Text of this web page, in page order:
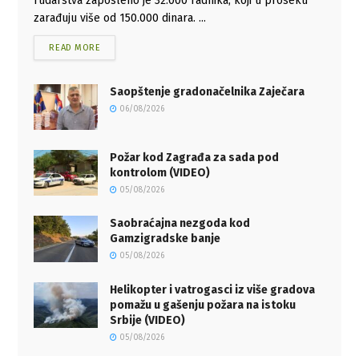
zarađuju više od 150.000 dinara. ...
READ MORE
Saopštenje gradonačelnika Zaječara
06/08/2026
Požar kod Zagrađa za sada pod
kontrolom (VIDEO)
05/08/2026
Saobraćajna nezgoda kod
Gamzigradske banje
05/08/2026
Helikopter i vatrogasci iz više gradova
pomažu u gašenju požara na istoku
Srbije (VIDEO)
05/08/2026